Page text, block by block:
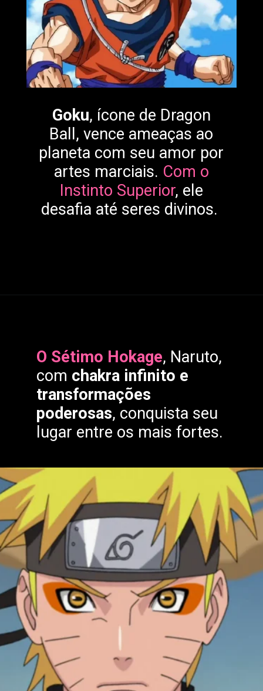
Goku, ícone de Dragon
Ball, vence ameaças ao
planeta com seu amor por
artes marciais. Com o
Instinto Superior, ele
desafia até seres divinos.
Hoshinobusca seguir os
passos de sua falecida
mãe e se tornar uma
grande estrela do pop.
O Sétimo Hokage, Naruto,
com chakra infinito e
transformações
poderosas, conquista seu
lugar entre os mais fortes.